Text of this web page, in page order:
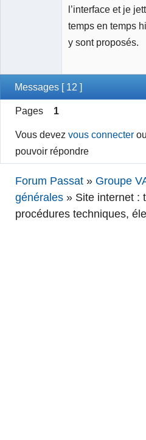
l’interface et je
temps en temps
y sont proposés.
Messages [ 12 ]
Pages 1
Vous devezvous connecter
pouvoir répondre
Forum Passat » Groupe
générales » Site internet :
procédures techniques,